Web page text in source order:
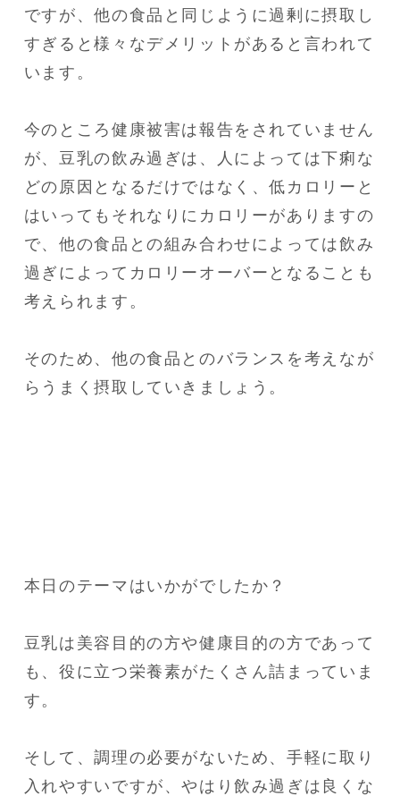
ですが、他の食品と同じように過剰に摂取し
すぎると様々なデメリットがあると言われて
います。
今のところ健康被害は報告をされていません
が、豆乳の飲み過ぎは、人によっては下痢な
どの原因となるだけではなく、低カロリーと
はいってもそれなりにカロリーがありますの
で、他の食品との組み合わせによっては飲み
過ぎによってカロリーオーバーとなることも
考えられます。
そのため、他の食品とのバランスを考えなが
らうまく摂取していきましょう。
本日のテーマはいかがでしたか？
豆乳は美容目的の方や健康目的の方であって
も、役に立つ栄養素がたくさん詰まっていま
す。
そして、調理の必要がないため、手軽に取り
入れやすいですが、やはり飲み過ぎは良くな